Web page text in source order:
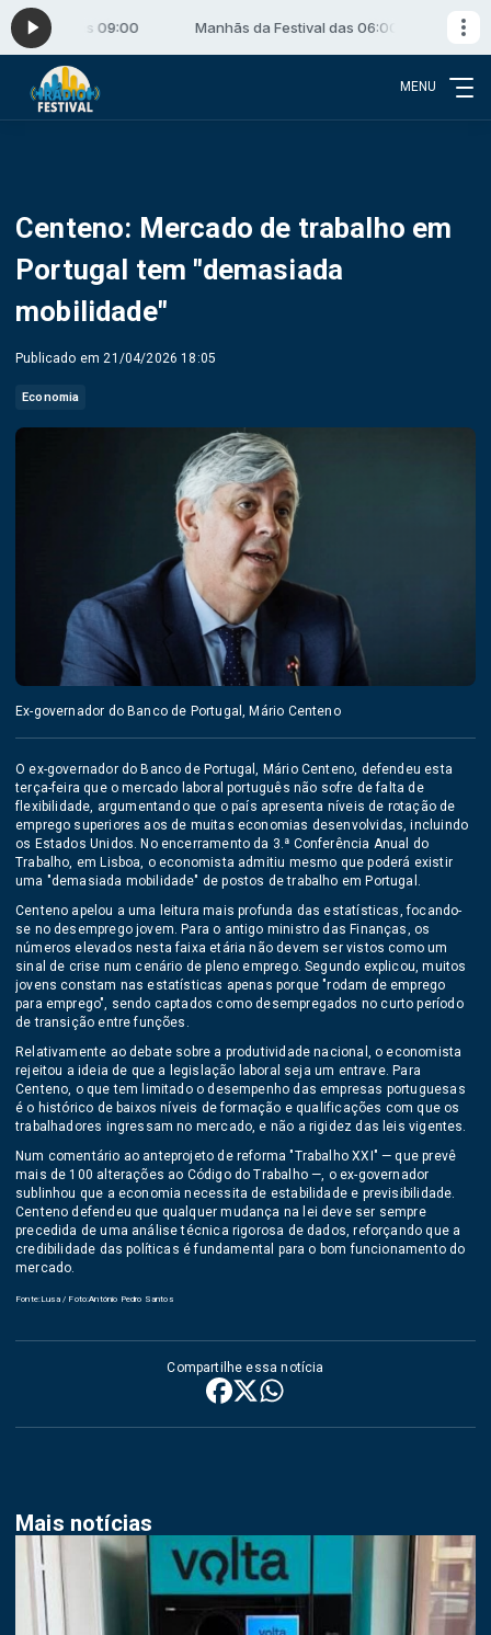
06:00 às 09:00 Manhãs da Festival das 06:00 às 09:00
MENU
Centeno: Mercado de trabalho em
Portugal tem "demasiada
mobilidade"
Publicado em 21/04/2026 18:05
Economia
Ex-governador do Banco de Portugal, Mário Centeno
O ex-governador do Banco de Portugal, Mário Centeno, defendeu esta
terça-feira que o mercado laboral português não sofre de falta de
flexibilidade, argumentando que o país apresenta níveis de rotação de
emprego superiores aos de muitas economias desenvolvidas, incluindo
os Estados Unidos. No encerramento da 3.ª Conferência Anual do
Trabalho, em Lisboa, o economista admitiu mesmo que poderá existir
uma "demasiada mobilidade" de postos de trabalho em Portugal.
Centeno apelou a uma leitura mais profunda das estatísticas, focando-
se no desemprego jovem. Para o antigo ministro das Finanças, os
números elevados nesta faixa etária não devem ser vistos como um
sinal de crise num cenário de pleno emprego. Segundo explicou, muitos
jovens constam nas estatísticas apenas porque "rodam de emprego
para emprego", sendo captados como desempregados no curto período
de transição entre funções.
Relativamente ao debate sobre a produtividade nacional, o economista
rejeitou a ideia de que a legislação laboral seja um entrave. Para
Centeno, o que tem limitado o desempenho das empresas portuguesas
é o histórico de baixos níveis de formação e qualificações com que os
trabalhadores ingressam no mercado, e não a rigidez das leis vigentes.
Num comentário ao anteprojeto de reforma "Trabalho XXI" — que prevê
mais de 100 alterações ao Código do Trabalho —, o ex-governador
sublinhou que a economia necessita de estabilidade e previsibilidade.
Centeno defendeu que qualquer mudança na lei deve ser sempre
precedida de uma análise técnica rigorosa de dados, reforçando que a
credibilidade das políticas é fundamental para o bom funcionamento do
mercado.
Fonte:Lusa / Foto:António Pedro Santos
Compartilhe essa notícia
Mais notícias